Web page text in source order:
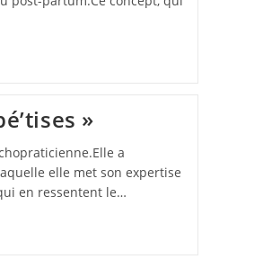
»
a
elle met son expertise
en ressentent le…